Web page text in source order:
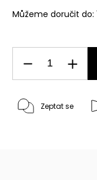
Můžeme doručit do:
Zeptat se